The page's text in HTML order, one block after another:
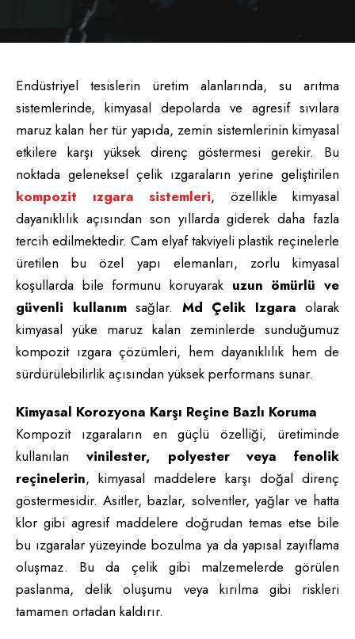
Endüstriyel tesislerin üretim alanlarında, su arıtma
sistemlerinde, kimyasal depolarda ve agresif sıvılara
maruz kalan her tür yapıda, zemin sistemlerinin kimyasal
etkilere karşı yüksek direnç göstermesi gerekir. Bu
noktada geleneksel çelik ızgaraların yerine geliştirilen
kompozit ızgara sistemleri, özellikle kimyasal
dayanıklılık açısından son yıllarda giderek daha fazla
tercih edilmektedir. Cam elyaf takviyeli plastik reçinelerle
üretilen bu özel yapı elemanları, zorlu kimyasal
koşullarda bile formunu koruyarak uzun ömürlü ve
güvenli kullanımsağlar. Md Çelik Izgara olarak
kimyasal yüke maruz kalan zeminlerde sunduğumuz
kompozit ızgara çözümleri, hem dayanıklılık hem de
sürdürülebilirlik açısından yüksek performans sunar.
Kimyasal Korozyona Karşı Reçine Bazlı Koruma
Kompozit ızgaraların en güçlü özelliği, üretiminde
kullanılan vinilester, polyester veya fenolik
reçinelerin, kimyasal maddelere karşı doğal direnç
göstermesidir. Asitler, bazlar, solventler, yağlar ve hatta
klor gibi agresif maddelere doğrudan temas etse bile
bu ızgaralar yüzeyinde bozulma ya da yapısal zayıflama
oluşmaz. Bu da çelik gibi malzemelerde görülen
paslanma, delik oluşumu veya kırılma gibi riskleri
tamamen ortadan kaldırır.